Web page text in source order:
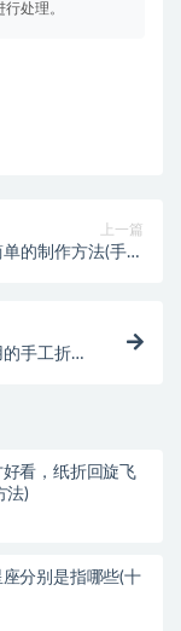
处理。
上一篇
的制作方法(手工
手工折纸
看，纸折回旋飞
法)
分别是指哪些(十